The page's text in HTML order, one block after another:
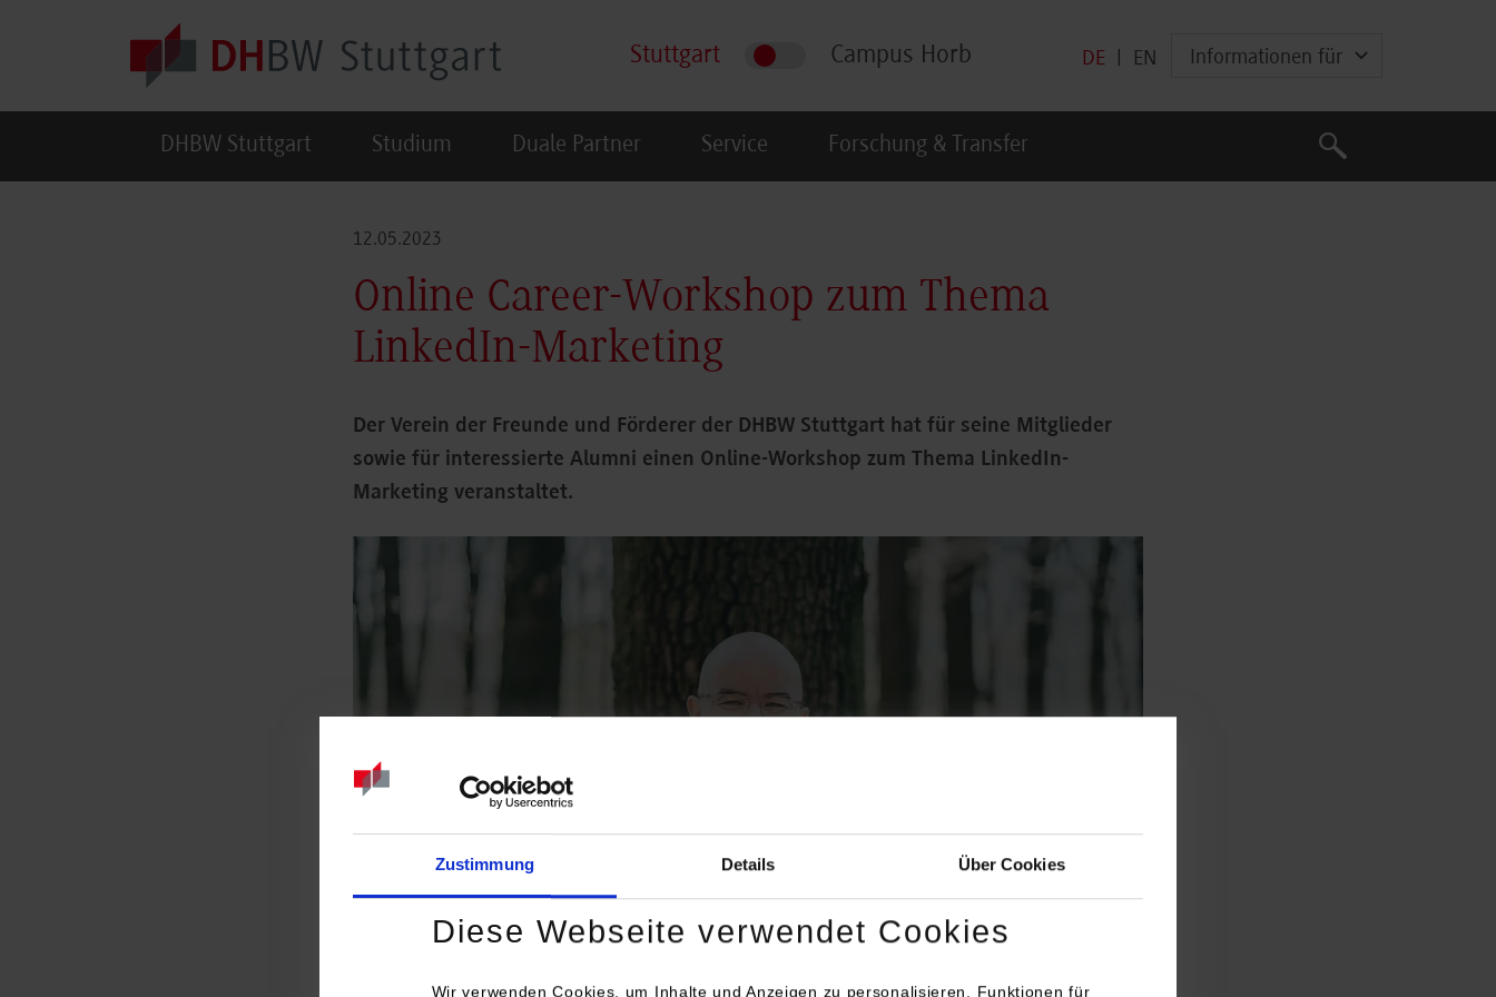
Zustimmung Details Über Cookies
Diese Webseite verwendet Cookies
Wir verwenden Cookies, um Inhalte und Anzeigen zu personalisieren, Funktionen für
Stuttgart Campus Horb DE EN Informationen für
DHBW Stuttgart Studium Duale Partner Service Forschung & Transfer
Suche
Suche
12.05.2023
Online Career-Workshop zum Thema
LinkedIn-Marketing
Der Verein der Freunde und Förderer der DHBW Stuttgart hat für seine Mitglieder
sowie für interessierte Alumni einen Online-Workshop zum Thema LinkedIn-
Marketing veranstaltet.